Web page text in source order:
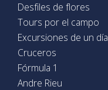
Desfiles de flores
Tours por el campo
Excursiones de un día
Cruceros
Fórmula 1
Andre Rieu